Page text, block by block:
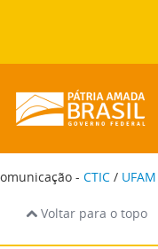
- CTIC / UFAM
Voltar para o topo